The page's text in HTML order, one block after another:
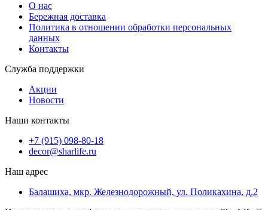
О нас
Бережная доставка
Политика в отношении обработки персональных
данных
Контакты
Служба поддержки
Акции
Новости
Наши контакты
+7 (915) 098-80-18
decor@sharlife.ru
Наш адрес
Балашиха, мкр. Железнодорожный, ул. Поликахина, д.2